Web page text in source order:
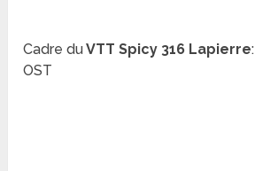
Cadre duVTT Spicy 316 Lapierre:
OST